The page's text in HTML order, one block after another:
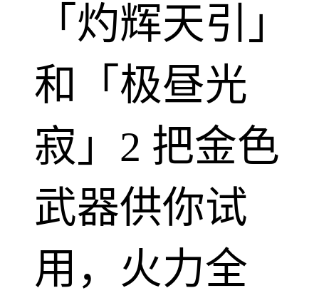
「灼辉天引」
和「极昼光
寂」2 把金色
武器供你试
用，火力全